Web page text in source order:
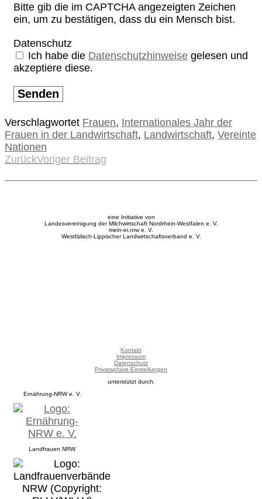
Bitte gib die im CAPTCHA angezeigten Zeichen
ein, um zu bestätigen, dass du ein Mensch bist.
Datenschutz
Ich habe die Datenschutzhinweise gelesen und
akzeptiere diese.
Senden
Verschlagwortet Frauen, Internationales Jahr der
Frauen in der Landwirtschaft, Landwirtschaft, Vereinte
Nationen
ZurückVoriger Beitrag
eine Initiative von
Landesvereinigung der Milchwirtschaft Nordrhein-Westfalen e. V.
mein-ei.nrw e. V.
Westfälisch-Lippischer Landwirtschaftsverband e. V.
Kontakt
Impressum
Datenschutz
Privatsphäre-Einstellungen
unterstützt durch:
Ernährung-NRW e. V.
Landfrauen NRW